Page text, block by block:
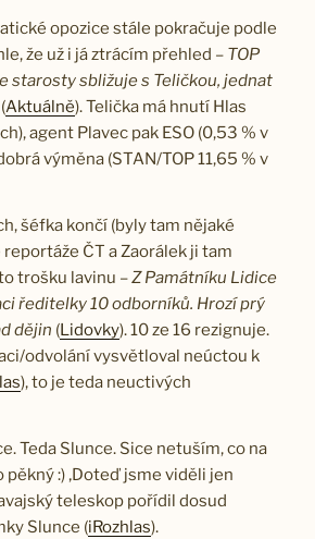
opozice stále pokračuje podle
že už i já ztrácím přehled – TOP
starosty sbližuje s Teličkou, jednat
(Aktuálně). Telička má hnutí Hlas
agent Plavec pak ESO (0,53 % v
výměna (STAN/TOP 11,65 % v
šéfka končí (byly tam nějaké
ČT a Zaorálek ji tam
trošku lavinu –Z Památníku Lidice
ředitelky 10 odborníků. Hrozí prý
dějin (Lidovky). 10 ze 16 rezignuje.
odvolání vysvětloval neúctou k
), to je teda neuctivých
Teda Slunce. Sice netuším, co na
:) ‚Doteď jsme viděli jen
teleskop pořídil dosud
Slunce (iRozhlas).